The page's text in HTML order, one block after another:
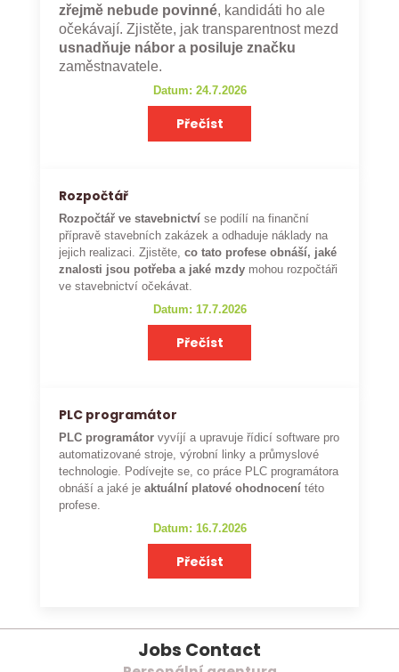
zřejmě nebude povinné, kandidáti ho ale
očekávají. Zjistěte, jak transparentnost mezd
usnadňuje nábor a posiluje značku
zaměstnavatele.
Datum: 24.7.2026
Přečíst
Rozpočtář
Rozpočtář ve stavebnictví se podílí na finanční
přípravě stavebních zakázek a odhaduje náklady na
jejich realizaci. Zjistěte,co tato profese obnáší, jaké
znalosti jsou potřeba a jaké mzdy mohou rozpočtáři
ve stavebnictví očekávat.
Datum: 17.7.2026
Přečíst
PLC programátor
PLC programátor vyvíjí a upravuje řídicí software pro
automatizované stroje, výrobní linky a průmyslové
technologie. Podívejte se, co práce PLC programátora
obnáší a jaké je aktuální platové ohodnocení této
profese.
Datum: 16.7.2026
Přečíst
Jobs Contact